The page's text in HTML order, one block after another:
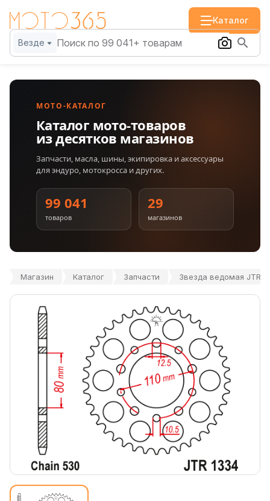
Каталог
Везде
МОТО-КАТАЛОГ
Каталог мото-товаров
из десятков магазинов
Запчасти, масла, шины, экипировка и аксессуары
для эндуро, мотокросса и других.
99 041
товаров
29
магазинов
Магазин Каталог Запчасти Звезда ведомая